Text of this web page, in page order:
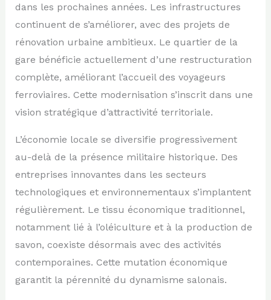
dans les prochaines années. Les infrastructures
continuent de s’améliorer, avec des projets de
rénovation urbaine ambitieux. Le quartier de la
gare bénéficie actuellement d’une restructuration
complète, améliorant l’accueil des voyageurs
ferroviaires. Cette modernisation s’inscrit dans une
vision stratégique d’attractivité territoriale.
L’économie locale se diversifie progressivement
au-delà de la présence militaire historique. Des
entreprises innovantes dans les secteurs
technologiques et environnementaux s’implantent
régulièrement. Le tissu économique traditionnel,
notamment lié à l’oléiculture et à la production de
savon, coexiste désormais avec des activités
contemporaines. Cette mutation économique
garantit la pérennité du dynamisme salonais.